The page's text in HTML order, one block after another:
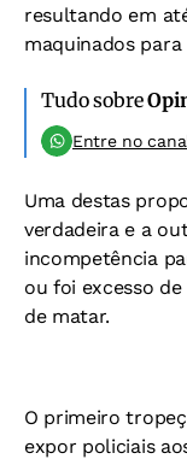
resultando em
maquinados
Tudo sobre
Entre no
Uma destas
verdadeira e a
incompetência
ou foi excesso
de matar.
O primeiro
expor policiais